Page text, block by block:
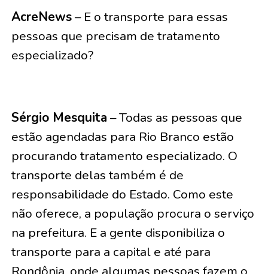
AcreNews– E o transporte para essas
pessoas que precisam de tratamento
especializado?
Sérgio Mesquita – Todas as pessoas que
estão agendadas para Rio Branco estão
procurando tratamento especializado. O
transporte delas também é de
responsabilidade do Estado. Como este
não oferece, a população procura o serviço
na prefeitura. E a gente disponibiliza o
transporte para a capital e até para